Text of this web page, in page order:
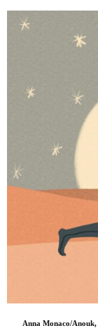
Anna Monaco/Anouk,